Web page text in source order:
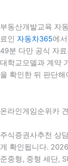
부동산개발교육 자
료인 자동차365에
49분 다만 공식 자
대학교모델과 계약
을 확인한 뒤 판단
온라인게임순위카
주식증권사추천 상
게 확인됩니다.
준중형, 중형 세단,